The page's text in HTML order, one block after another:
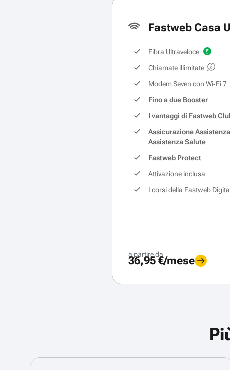
Fastweb Casa
Fibra Ultraveloce
Chiamate illimitate
Modem Seven con Wi‑Fi 7
Fino a due Booster
I vantaggi di Fastweb
Assicurazione
Assistenza Salute
Fastweb Protect
Attivazione inclusa
I corsi della Fastweb
a partire da
36,95 €/mese